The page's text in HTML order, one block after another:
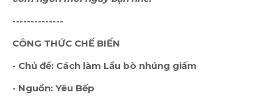
--------------
CÔNG THỨC CHẾ BIẾN
- Chủ đề: Cách làm Lẩu bò nhúng giấm
- Nguồn: Yêu Bếp